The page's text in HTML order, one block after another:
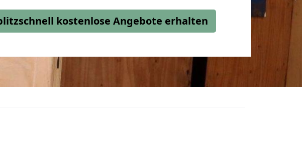
kostenlose Angebote erhalten